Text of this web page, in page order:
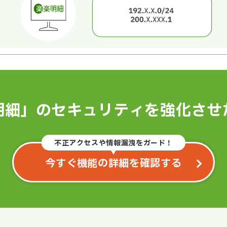
」のセキュリティを強化さ
不正アクセスや情報漏洩をガード！
今すぐ機能の詳細を確認する